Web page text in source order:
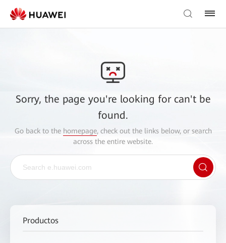
Sorry, the page you're looking for can't be
found.
Go back to the homepage, check out the links below, or search
across the entire website.
Productos